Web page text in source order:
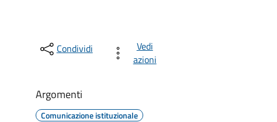
Condividi
Vedi
azioni
Argomenti
Comunicazione istituzionale